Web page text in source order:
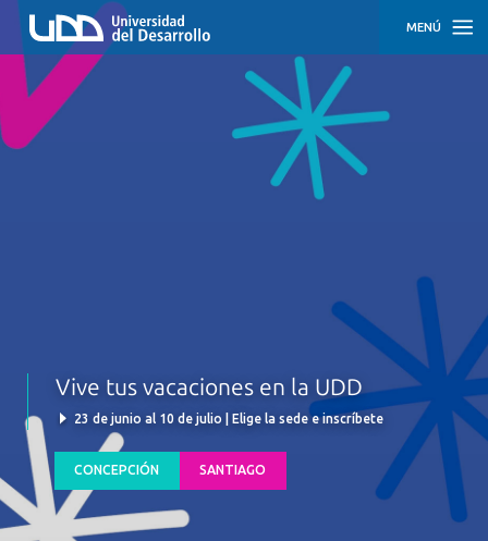
Vive tus vacaciones en la UDD
23 de junio al 10 de julio | Elige la sede e inscríbete
CONCEPCIÓN SANTIAGO
MENÚ
INICIO
CONCEPCIÓN